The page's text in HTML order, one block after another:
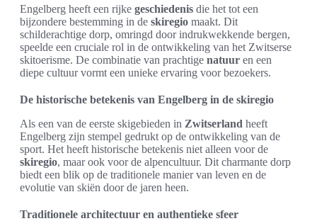
Engelberg heeft een rijke geschiedenis die het tot een
bijzondere bestemming in de skiregio maakt. Dit
schilderachtige dorp, omringd door indrukwekkende bergen,
speelde een cruciale rol in de ontwikkeling van het Zwitserse
skitoerisme. De combinatie van prachtige natuur en een
diepe cultuur vormt een unieke ervaring voor bezoekers.
De historische betekenis van Engelberg in de skiregio
Als een van de eerste skigebieden in Zwitserland heeft
Engelberg zijn stempel gedrukt op de ontwikkeling van de
sport. Het heeft historische betekenis niet alleen voor de
skiregio, maar ook voor de alpencultuur. Dit charmante dorp
biedt een blik op de traditionele manier van leven en de
evolutie van skiën door de jaren heen.
Traditionele architectuur en authentieke sfeer